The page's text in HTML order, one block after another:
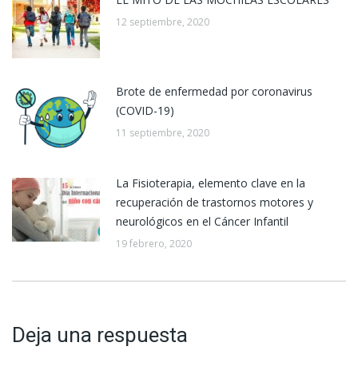
12 septiembre, 2020
Brote de enfermedad por coronavirus
(COVID-19)
11 septiembre, 2020
La Fisioterapia, elemento clave en la
recuperación de trastornos motores y
neurológicos en el Cáncer Infantil
19 febrero, 2020
Deja una respuesta